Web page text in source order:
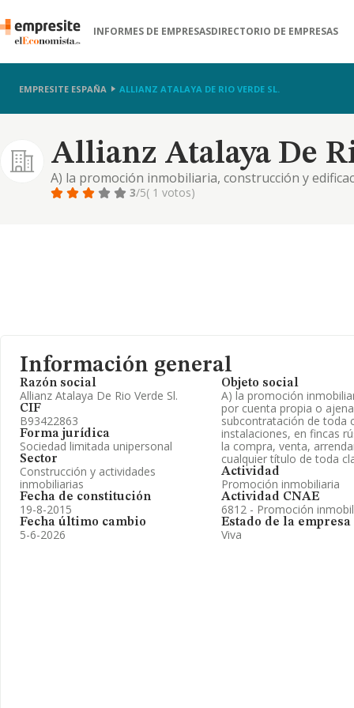
INFORMES DE EMPRESASDIRECTORIO DE EMPRESAS
EMPRESITE ESPAÑA ALLIANZ ATALAYA DE RIO VERDE SL.
Allianz Atalaya De
A) la promoción inmobiliaria, construcción y
subcontratación de toda clase de edificio, obras e
3/5( 1 votos)
Información general
Razón social
Allianz Atalaya De Rio Verde Sl.
CIF
B93422863
Forma jurídica
Sociedad limitada unipersonal
Sector
Construcción y actividades
inmobiliarias
Fecha de constitución
19-8-2015
Fecha último cambio
5-6-2026
Objeto social
A) la promoción
por cuenta propia o
subcontratación de toda
instalaciones, en fincas
la compra, venta,
cualquier título de toda
Actividad
Promoción inmobiliaria
Actividad CNAE
6812 - Promoción
Estado de la empresa
Viva